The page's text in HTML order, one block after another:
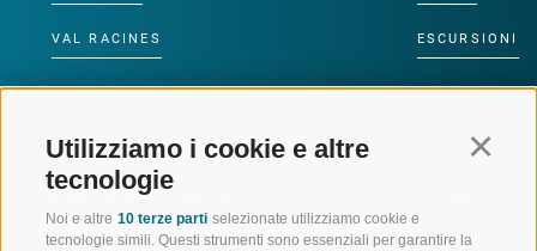
Utilizziamo i cookie e altre
tecnologie
Noi e altre 10 terze parti selezionate utilizziamo cookie e
tecnologie simili. Questi strumenti sono essenziali per garantire la
VAL RACINES
VAL RIDANNA
IMPIANTI DI RISALITA
SCUOLA DI SCI RACINES
ESCURSIONI
ALTA